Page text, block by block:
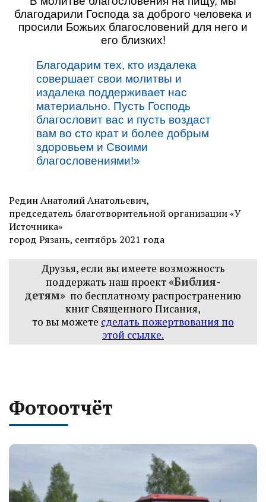
благодарили Господа за доброго человека и
просили Божьих благословений для него и
его близких!
Благодарим тех, кто издалека
совершает свои молитвы и
издалека поддерживает нас
материально. Пусть Господь
благословит вас и пусть воздаст
вам во сто крат и более добрым
здоровьем и Своими
благословениями!»
Редин Анатолий Анатольевич,
председатель благотворительной организации «У
Источника»
город Рязань, сентябрь 2021 года
Друзья, если вы имеете возможность
поддержать наш проект«Библия-
детям» по бесплатному распространению
книг Священного Писания,
то вы можете сделать пожертвования по
этой ссылке.
Фотоотчёт